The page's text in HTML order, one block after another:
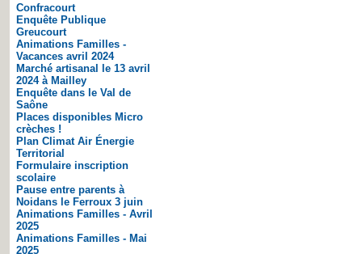
Confracourt
Enquête Publique
Greucourt
Animations Familles -
Vacances avril 2024
Marché artisanal le 13 avril
2024 à Mailley
Enquête dans le Val de
Saône
Places disponibles Micro
crèches !
Plan Climat Air Énergie
Territorial
Formulaire inscription
scolaire
Pause entre parents à
Noidans le Ferroux 3 juin
Animations Familles - Avril
2025
Animations Familles - Mai
2025